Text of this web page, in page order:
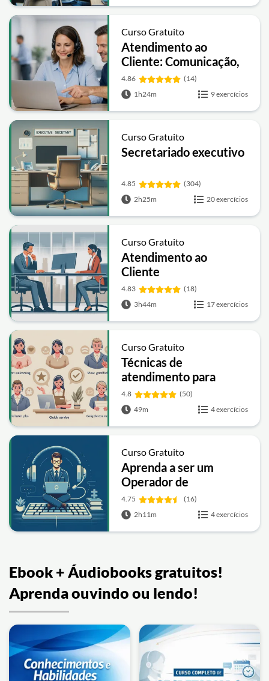
Curso Gratuito
Atendimento ao
Cliente: Comunicação,
Resolução de Conflitos
e Excelência no Suporte
4.86
(14)
1h24m
9 exercícios
Curso Gratuito
Secretariado executivo
4.85
(304)
2h25m
20 exercícios
Curso Gratuito
Atendimento ao
Cliente
4.83
(18)
3h44m
17 exercícios
Curso Gratuito
Técnicas de
atendimento para
encantar o cliente
4.8
(50)
49m
4 exercícios
Curso Gratuito
Aprenda a ser um
Operador de
Telemarketing
4.75
(16)
2h11m
4 exercícios
Ebook + Áudiobooks gratuitos!
Aprenda ouvindo ou lendo!